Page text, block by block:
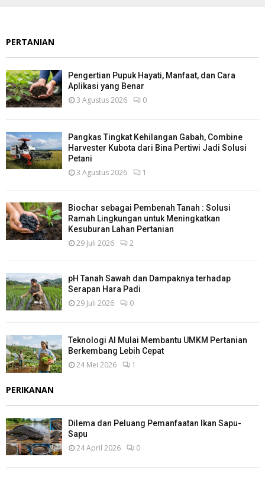
PERTANIAN
Pengertian Pupuk Hayati, Manfaat, dan Cara
Aplikasi yang Benar
3 Agustus 2026 0
Pangkas Tingkat Kehilangan Gabah, Combine
Harvester Kubota dari Bina Pertiwi Jadi Solusi
Petani
3 Agustus 2026 1
Biochar sebagai Pembenah Tanah : Solusi
Ramah Lingkungan untuk Meningkatkan
Kesuburan Lahan Pertanian
29 Juli 2026 2
pH Tanah Sawah dan Dampaknya terhadap
Serapan Hara Padi
29 Juli 2026 0
Teknologi AI Mulai Membantu UMKM Pertanian
Berkembang Lebih Cepat
24 Mei 2026 1
PERIKANAN
Dilema dan Peluang Pemanfaatan Ikan Sapu-
Sapu
24 April 2026 0